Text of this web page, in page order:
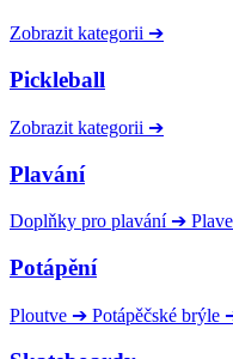
Zobrazit kategorii ➔
Pickleball
Zobrazit kategorii ➔
Plavání
Doplňky pro plavání ➔
Potápění
Ploutve ➔ Potápěčské brýle